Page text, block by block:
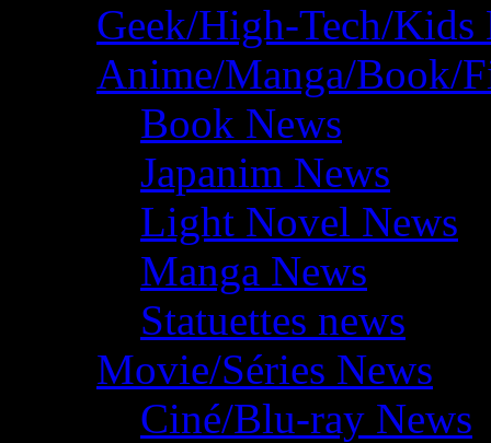
Geek/High-Tech/Kids
Anime/Manga/Book/
Book News
Japanim News
Light Novel News
Manga News
Statuettes news
Movie/Séries News
Ciné/Blu-ray News